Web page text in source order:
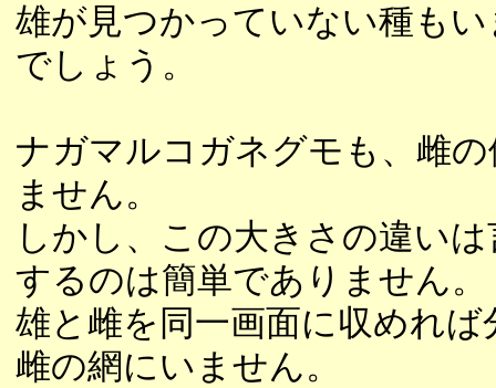
雄が見つかっていない種も
でしょう。
ナガマルコガネグモも、雌
ません。
しかし、この大きさの違い
するのは簡単でありません。
雄と雌を同一画面に収めれ
雌の網にいません。